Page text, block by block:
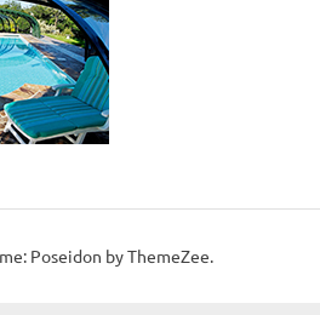
Poseidon by ThemeZee.